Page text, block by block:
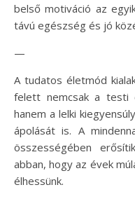
belső motiváció az
távú egészség és jó
—
A tudatos életmód
felett nemcsak a testi
hanem a lelki
ápolását is. A
összességében
abban, hogy az évek
élhessünk.